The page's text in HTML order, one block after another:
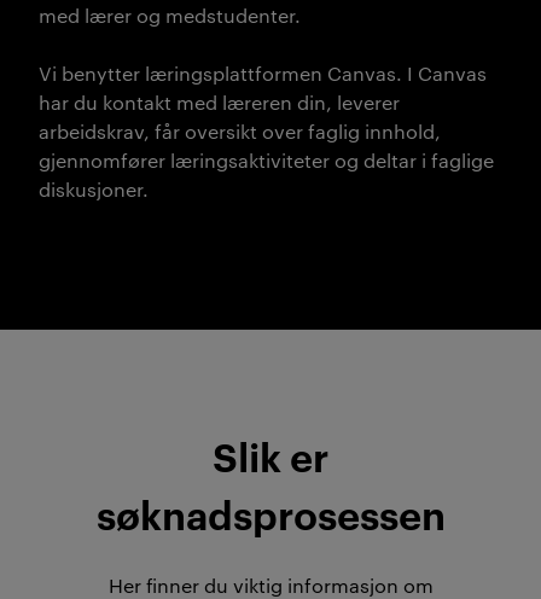
med lærer og medstudenter.
Vi benytter læringsplattformen Canvas. I Canvas
har du kontakt med læreren din, leverer
arbeidskrav, får oversikt over faglig innhold,
gjennomfører læringsaktiviteter og deltar i faglige
diskusjoner.
Slik er
søknadsprosessen
Her finner du viktig informasjon om